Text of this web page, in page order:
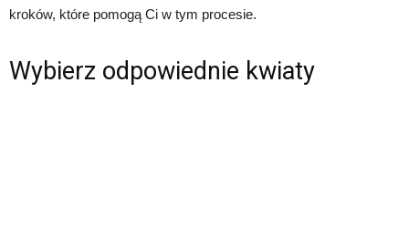
kroków, które pomogą Ci w tym procesie.
Wybierz odpowiednie kwiaty